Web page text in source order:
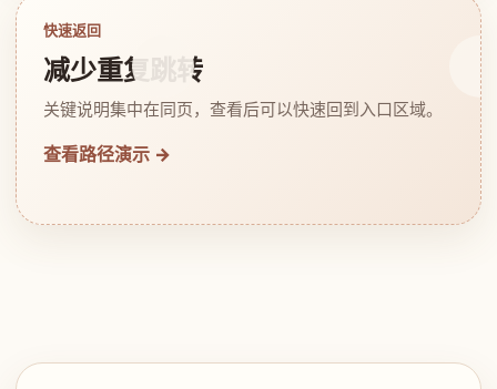
快速返回
减少重复跳转
关键说明集中在同页，查看后可以快速回到入口区域。
查看路径演示 →